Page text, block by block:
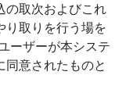
の取次およびこれ
り取りを行う場を
ーザーが本システ
同意されたものと